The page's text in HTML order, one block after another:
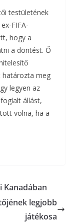
testületének
FIFA-
hogy a
a döntést. Ő
határozta meg
legyen az
állást,
volna, ha a
Kanadában
legjobb
játékosa